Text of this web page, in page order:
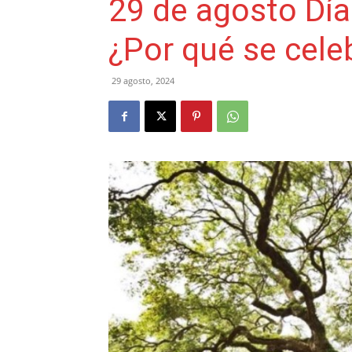
29 de agosto
¿Por qué se
29 agosto, 2024